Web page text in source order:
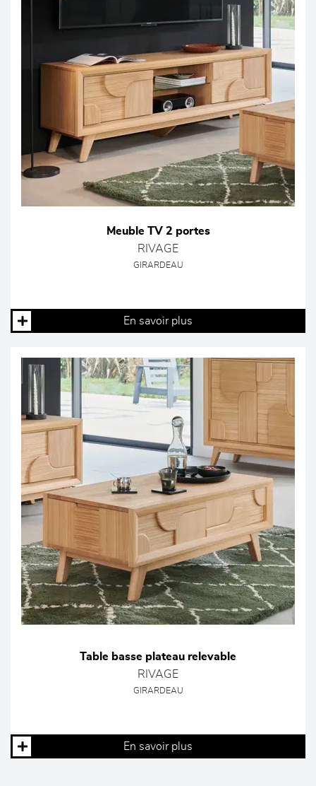
Meuble TV 2 portes
RIVAGE
GIRARDEAU
En savoir plus
Table basse plateau relevable
RIVAGE
GIRARDEAU
En savoir plus